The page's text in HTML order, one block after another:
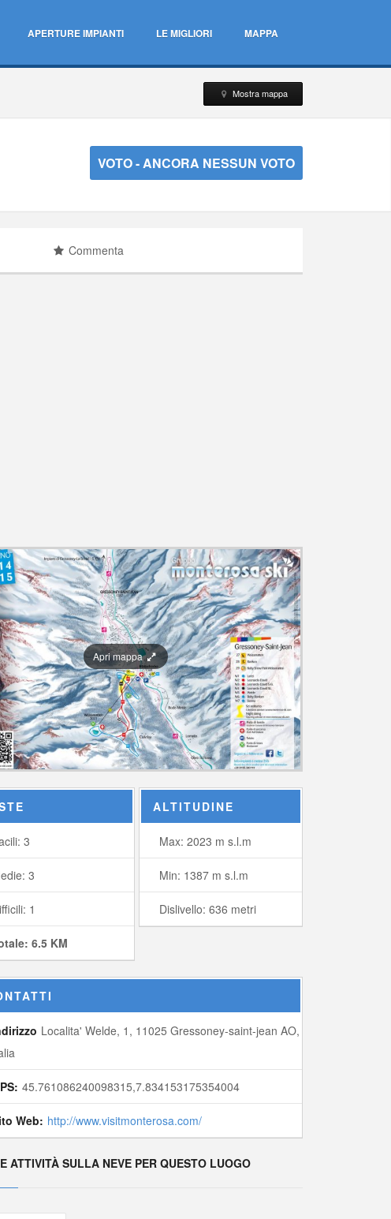
APERTURE IMPIANTI LE MIGLIORI MAPPA
Mostra mappa
VOTO- ANCORA NESSUN VOTO
Commenta
Apri mappa
3
3
1
6.5 KM
ALTITUDINE
Max: 2023 m s.l.m
Min: 1387 m s.l.m
Dislivello: 636 metri
Localita' Welde, 1, 11025 Gressoney-saint-jean AO,
45.761086240098315,7.834153175354004
Web: http://www.visitmonterosa.com/
ATTIVITÀ SULLA NEVE PER QUESTO LUOGO